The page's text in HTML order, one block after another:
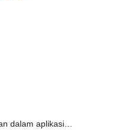
dalam aplikasi…